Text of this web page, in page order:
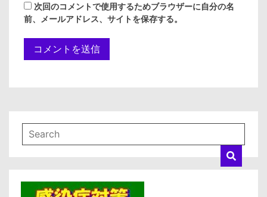
次回のコメントで使用するためブラウザーに自分の名
前、メールアドレス、サイトを保存する。